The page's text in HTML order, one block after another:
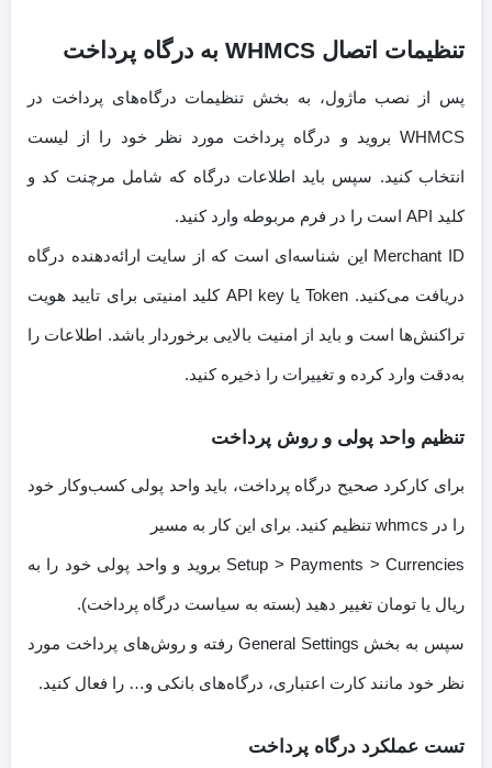
تنظیمات اتصال WHMCS به درگاه پرداخت
پس از نصب ماژول، به بخش تنظیمات درگاه‌های پرداخت در
WHMCS بروید و درگاه پرداخت مورد نظر خود را از لیست
انتخاب کنید. سپس باید اطلاعات درگاه که شامل مرچنت کد و
کلید API است را در فرم مربوطه وارد کنید.
Merchant ID این شناسه‌ای است که از سایت ارائه‌دهنده درگاه
دریافت می‌کنید. Token یا API key کلید امنیتی برای تایید هویت
تراکنش‌ها است و باید از امنیت بالایی برخوردار باشد. اطلاعات را
به‌دقت وارد کرده و تغییرات را ذخیره کنید.
تنظیم واحد پولی و روش پرداخت
برای کارکرد صحیح درگاه پرداخت، باید واحد پولی کسب‌وکار خود
را در whmcs تنظیم کنید. برای این کار به مسیر
Setup > Payments > Currencies بروید و واحد پولی خود را به
ریال یا تومان تغییر دهید (بسته به سیاست درگاه پرداخت).
سپس به بخش General Settings رفته و روش‌های پرداخت مورد
نظر خود مانند کارت اعتباری، درگاه‌های بانکی و… را فعال کنید.
تست عملکرد درگاه پرداخت